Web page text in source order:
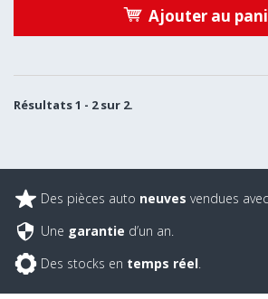
Ajouter au
Résultats 1 - 2 sur 2.
Des pièces auto neuves vendues
Une garantie d’un an.
Des stocks en temps réel.